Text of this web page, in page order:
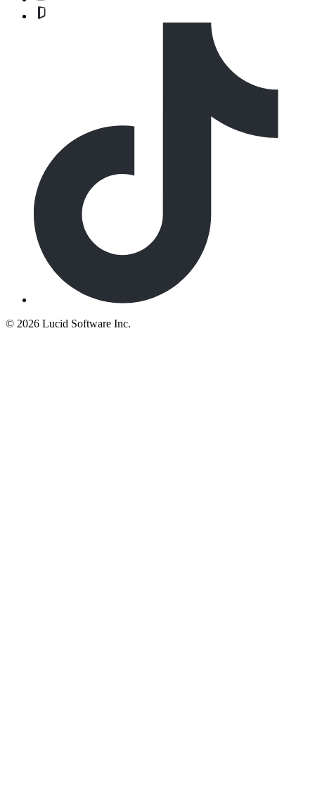
© 2026 Lucid Software Inc.